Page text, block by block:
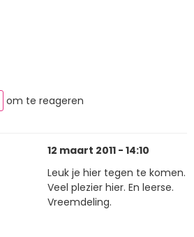
om te reageren
12 maart 2011 - 14:10
Leuk je hier tegen te komen.
Veel plezier hier. En leerse.
Vreemdeling.